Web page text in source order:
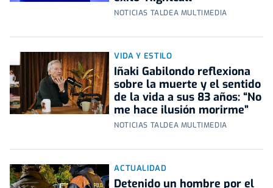
NOTICIAS TALDEA MULTIMEDIA
VIDA Y ESTILO
Iñaki Gabilondo reflexiona
sobre la muerte y el sentido
de la vida a sus 83 años: “No
me hace ilusión morirme”
NOTICIAS TALDEA MULTIMEDIA
ACTUALIDAD
Detenido un hombre por el